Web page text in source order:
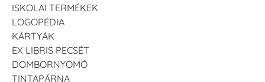
ISKOLAI TERMÉKEK
LOGOPÉDIA
KÁRTYÁK
EX LIBRIS PECSÉT
DOMBORNYOMÓ
TINTAPÁRNA